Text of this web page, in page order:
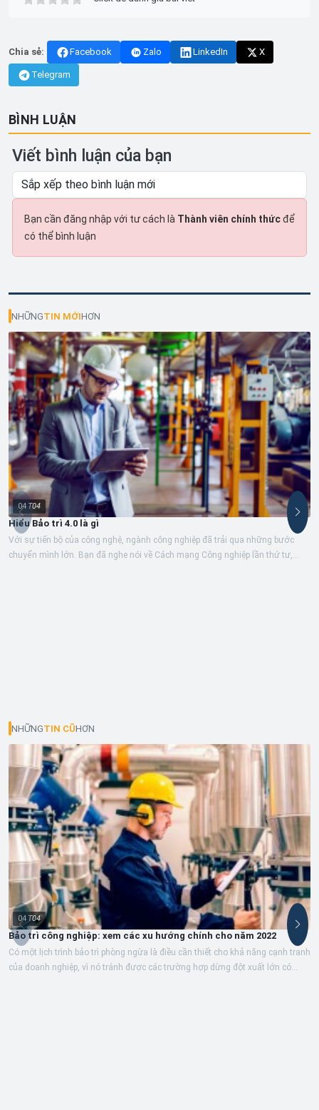
Chia sẻ: Facebook Zalo LinkedIn X
Telegram
BÌNH LUẬN
Viết bình luận của bạn
Bạn cần đăng nhập với tư cách là Thành viên chính thứcđể
có thể bình luận
NHỮNGTIN MỚIHƠN
04 T04
Hiểu Bảo trì 4.0 là gì
Với sự tiến bộ của công nghệ, ngành công nghiệp đã trải qua những bước
chuyển mình lớn. Bạn đã nghe nói về Cách mạng Công nghiệp lần thứ tư,
NHỮNGTIN CŨHƠN
04 T04
Bảo trì công nghiệp: xem các xu hướng chính cho năm 2022
Có một lịch trình bảo trì phòng ngừa là điều cần thiết cho khả năng cạnh tranh
của doanh nghiệp, vì nó tránh được các trường hợp dừng đột xuất lớn có...